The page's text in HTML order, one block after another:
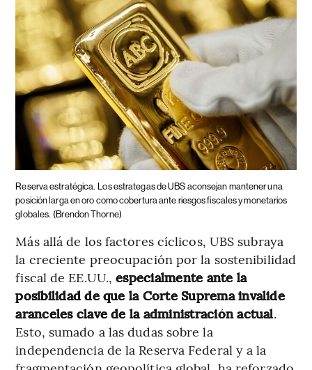
Reserva estratégica.
Los estrategas de UBS aconsejan mantener una
posición larga en oro como cobertura ante riesgos fiscales y monetarios
globales. (Brendon Thorne)
Más allá de los factores cíclicos, UBS subraya
la creciente preocupación por la sostenibilidad
fiscal de EE.UU.,especialmente ante la
posibilidad de que la Corte Suprema invalide
aranceles clave de la administración actual.
Esto, sumado a las dudas sobre la
independencia de la Reserva Federal y a la